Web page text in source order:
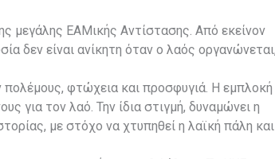
μεγάλης ΕΑΜικής Αντίστασης. Από εκείνον
δεν είναι ανίκητη όταν ο λαός
πολέμους, φτώχεια και προσφυγιά. Η εμπλοκή
για τον λαό. Την ίδια στιγμή, δυναμώνει η
με στόχο να χτυπηθεί η λαϊκή πάλη και